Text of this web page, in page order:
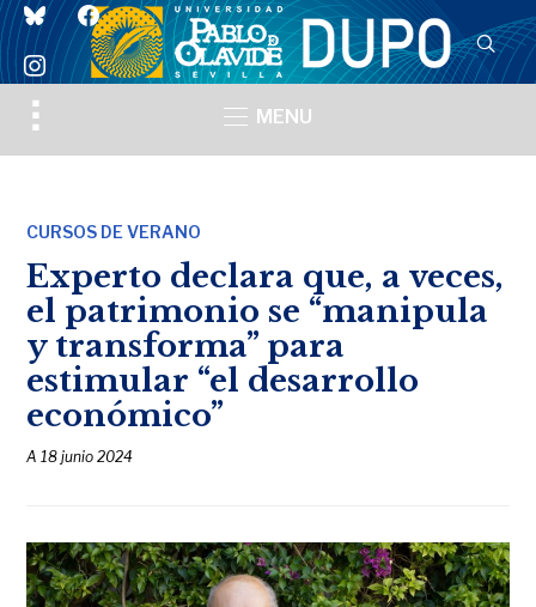
blueskyfacebook
instagram
Toggle
sidebar
MENU
CURSOS DE VERANO
Experto declara que, a veces,
el patrimonio se “manipula
y transforma” para
estimular “el desarrollo
económico”
A18 junio 2024